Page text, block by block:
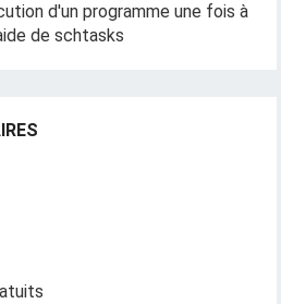
d'un programme une fois à
de schtasks